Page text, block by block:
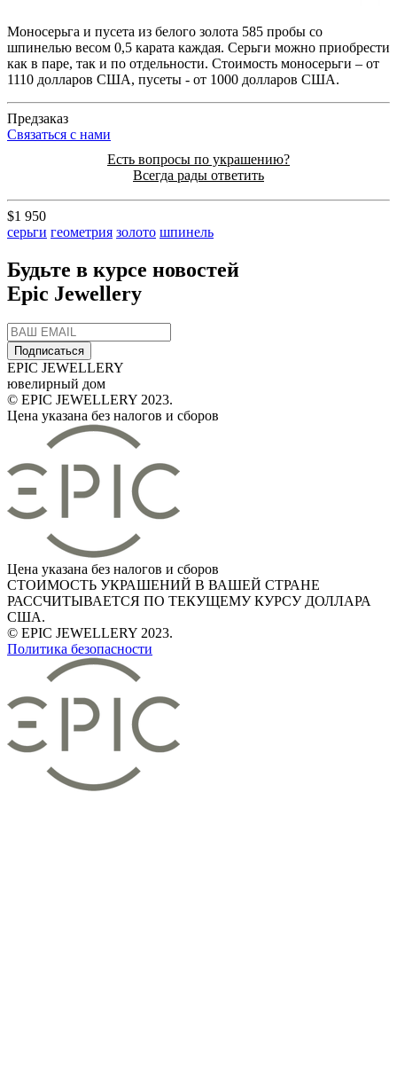
Моносерьга и пусета из белого золота 585 пробы со
шпинелью весом 0,5 карата каждая. Серьги можно приобрести
как в паре, так и по отдельности. Стоимость моносерьги – от
1110 долларов США, пусеты - от 1000 долларов США.
Предзаказ
Cвязаться с нами
Есть вопросы по украшению?
Всегда рады ответить
$1 950
серьги геометрия золото шпинель
Будьте в курсе новостей
Epic Jewellery
Подписаться
EPIC JEWELLERY
ювелирный дом
© EPIC JEWELLERY 2023.
Цена указана без налогов и сборов
Цена указана без налогов и сборов
СТОИМОСТЬ УКРАШЕНИЙ В ВАШЕЙ СТРАНЕ
РАССЧИТЫВАЕТСЯ ПО ТЕКУЩЕМУ КУРСУ ДОЛЛАРА
США.
© EPIC JEWELLERY 2023.
Политика безопасности